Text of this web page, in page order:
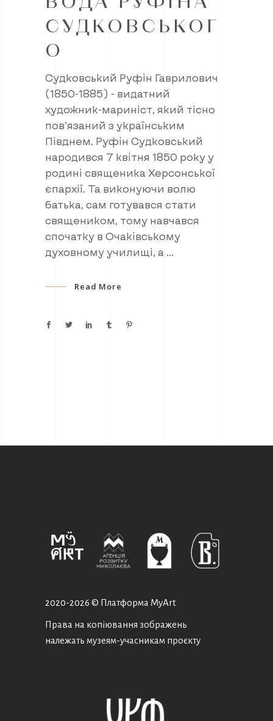
СУДКОВСЬКОГ
О
Судковський Руфін Гаврилович
(1850-1885) - видатний
художник-мариніст, який тісно
пов’язаний з українським
Півднем. Руфін Судковський
народився 7 квітня 1850 року у
родині священика Херсонської
єпархії. Та виконуючи волю
батька, сам готувався стати
священиком, тому навчався
спочатку в Очаківському
духовному училищі, а
Read More
2020-2026 © Платформа MyArt
Права на копіювання зображень
належать музеям-учасникам проєкту